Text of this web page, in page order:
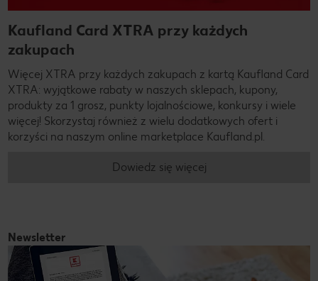
Kaufland Card XTRA przy każdych
zakupach
Więcej XTRA przy każdych zakupach z kartą Kaufland Card
XTRA: wyjątkowe rabaty w naszych sklepach, kupony,
produkty za 1 grosz, punkty lojalnościowe, konkursy i wiele
więcej! Skorzystaj również z wielu dodatkowych ofert i
korzyści na naszym online marketplace Kaufland.pl.
Dowiedz się więcej
Newsletter